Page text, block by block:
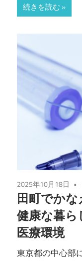
続きを読む
2025年10月18日
田町でかな
健康な暮ら
医療環境
東京都の中心部